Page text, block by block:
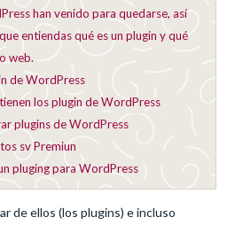
han venido para quedarse, así
entiendas qué es un plugin y qué
web.
de WordPress
los plugin de WordPress
plugins de WordPress
sv Premiun
pluging para WordPress
de ellos (los plugins) e incluso